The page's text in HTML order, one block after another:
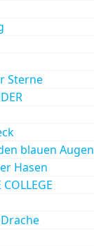
Sterne
blauen Augen
Hasen